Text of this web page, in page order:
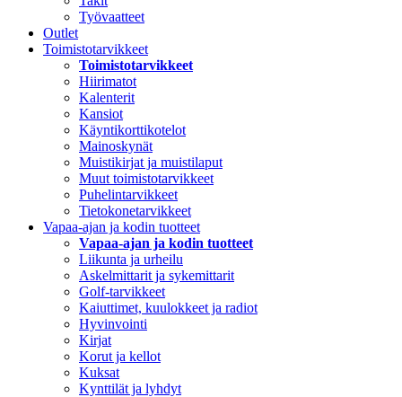
Työvaatteet
Outlet
Toimistotarvikkeet
Toimistotarvikkeet
Hiirimatot
Kalenterit
Kansiot
Käyntikorttikotelot
Mainoskynät
Muistikirjat ja muistilaput
Muut toimistotarvikkeet
Puhelintarvikkeet
Tietokonetarvikkeet
Vapaa-ajan ja kodin tuotteet
Vapaa-ajan ja kodin tuotteet
Liikunta ja urheilu
Askelmittarit ja sykemittarit
Golf-tarvikkeet
Kaiuttimet, kuulokkeet ja radiot
Hyvinvointi
Kirjat
Korut ja kellot
Kuksat
Kynttilät ja lyhdyt